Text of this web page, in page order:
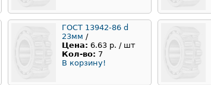
ГОСТ 13942-86 d
23мм /
Цена: 6.63 р. / шт
Кол-во: 7
В корзину!